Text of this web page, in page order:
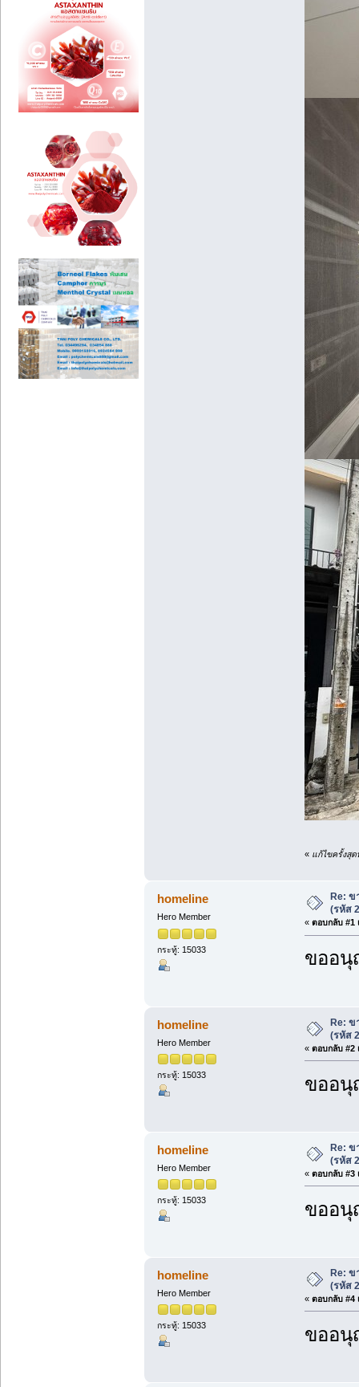
« แก้ไขครั้งสุ
homeline
Hero Member
กระทู้: 15033
Re: ข
(รหัส
« ตอบกลับ #1
ขออนุ
homeline
Hero Member
กระทู้: 15033
Re: ข
(รหัส
« ตอบกลับ #2
ขออนุ
homeline
Hero Member
กระทู้: 15033
Re: ข
(รหัส
« ตอบกลับ #3
ขออนุ
homeline
Hero Member
กระทู้: 15033
Re: ข
(รหัส
« ตอบกลับ #4
ขออนุ